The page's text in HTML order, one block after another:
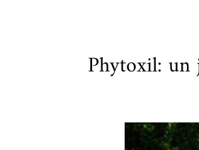
Phytoxil: